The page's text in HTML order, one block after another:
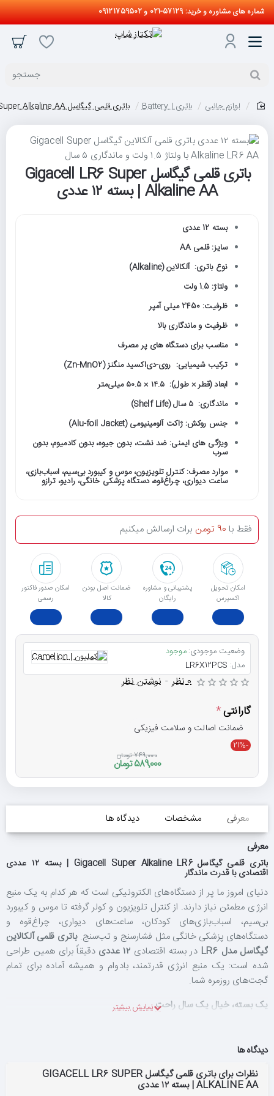
شماره های مشاوره و خرید: 57129-021 و 09121759502
جستجو
لوازم جانبی باتری | Battery باتری قلمی گیگاسل Gigacell LR6 Super Alkaline AA | بسته ۱۲ عددی
حراج
باتری قلمی گیگاسل Gigacell LR6 Super
Alkaline AA | بسته ۱۲ عددی
بسته 12 عددی
سایز: قلمی AA
نوع باتری: آلکالاین (Alkaline)
ولتاژ: 1.5 ولت
ظرفیت: 2450 میلی آمپر
ظرفیت و ماندگاری بالا
مناسب برای دستگاه های پر مصرف
ترکیب شیمیایی: روی-دی‌اکسید منگنز (Zn-MnO2)
ابعاد (قطر × طول): ۱۴.۵ × ۵۰.۵ میلی‌متر
ماندگاری: ۵ سال (Shelf Life)
جنس روکش: ژاکت آلومینیومی (Alu-foil Jacket)
ویژگی های ایمنی: ضد نشت، بدون جیوه، بدون کادمیوم، بدون
سرب
موارد مصرف: کنترل تلویزیون، موس و کیبورد بی‌سیم، اسباب‌بازی،
ساعت دیواری، چراغ‌قوه، دستگاه پزشکی خانگی، رادیو، ترازو
امکان تحویل
اکسپرس
پشتیبانی و مشاوره
رایگان
ﺿﻤﺎﻧﺖ اﺻﻞ ﺑﻮدن
ﮐﺎﻟﺎ
امکان صدور فاکتور
رسمی
فقط با 90 تومن برات ارسالش میکنیم
وضعیت موجودی:موجود
مدل: LR6X12PCS
0 نظر - نوشتن نظر
گارانتی
ضمانت اصالت و سلامت فیزیکی
-21%
589,000 تومان
749,000 تومان
معرفی مشخصات
دیدگاه ها
معرفی
باتری قلمی گیگاسل Gigacell Super Alkaline LR6 | بسته ۱۲ عددی
اقتصادی با قدرت ماندگار
دنیای امروز ما پر از دستگاه‌های الکترونیکی است که هر کدام به یک منبع
انرژی مطمئن نیاز دارند. از کنترل تلویزیون و کولر گرفته تا موس و کیبورد
بی‌سیم، اسباب‌بازی‌های کودکان، ساعت‌های دیواری، چراغ‌قوه و
دستگاه‌های پزشکی خانگی مثل فشارسنج و تب‌سنج.باتری قلمی آلکالاین
گیگاسل مدل LR6
در بسته اقتصادی ۱۲ عددی
دقیقاً برای همین طراحی
شده است: یک منبع انرژی قدرتمند، بادوام و همیشه آماده برای تمام
گجت‌های روزمره شما.
یک بسته، خیال یک سال راحت
بسته‌های ۲ یا ۴ عددی، یک‌بار این بسته اقتصادی را تهیه می‌کنید و برای
دیدگاه ها
نظرات برای باتری قلمی گیگاسل GIGACELL LR6 SUPER
ALKALINE AA | بسته ۱۲ عددی